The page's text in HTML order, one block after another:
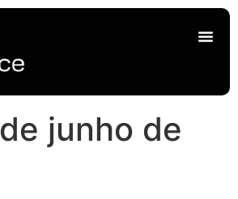
junho de